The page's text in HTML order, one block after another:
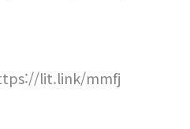
lit.link/mmfj